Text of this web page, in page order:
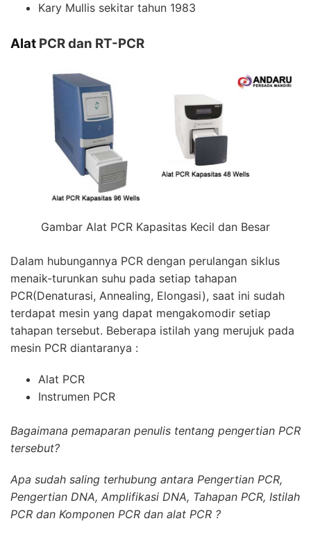
Kary Mullis sekitar tahun 1983
Alat PCRdan RT-PCR
Gambar Alat PCR Kapasitas Kecil dan Besar
Dalam hubungannya PCR dengan perulangan siklus
menaik-turunkan suhu pada setiap tahapan
PCR(Denaturasi, Annealing, Elongasi), saat ini sudah
terdapat mesin yang dapat mengakomodir setiap
tahapan tersebut. Beberapa istilah yang merujuk pada
mesin PCR diantaranya :
Alat PCR
Instrumen PCR
Bagaimana pemaparan penulis tentang pengertian PCR
tersebut?
Apa sudah saling terhubung antara Pengertian PCR,
Pengertian DNA, Amplifikasi DNA, Tahapan PCR, Istilah
PCR dan Komponen PCR dan alat PCR ?